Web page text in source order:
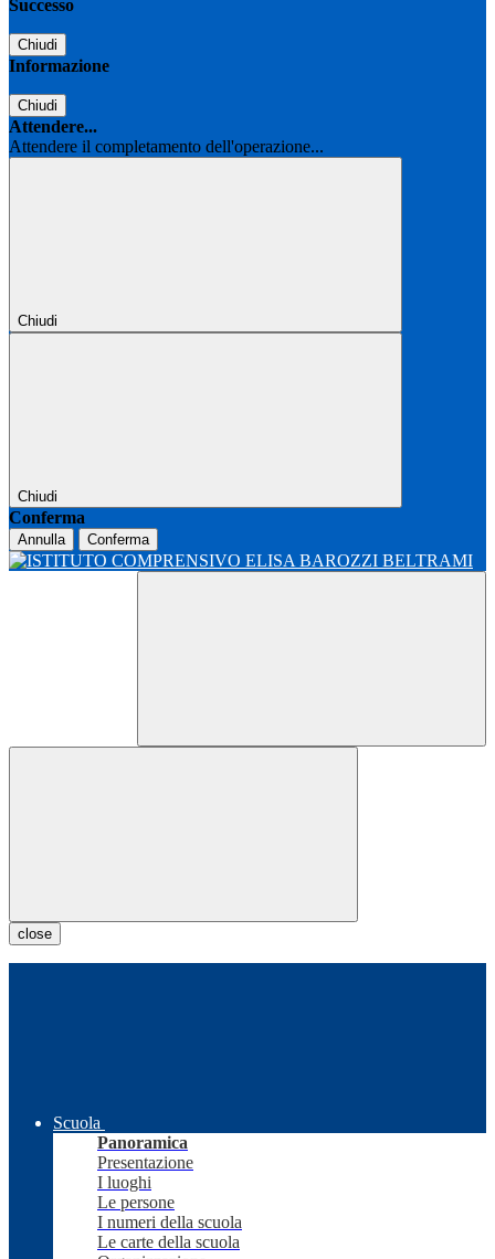
Successo
Chiudi
Informazione
Chiudi
Attendere...
Attendere il completamento dell'operazione...
Chiudi
Chiudi
Conferma
Annulla Conferma
close
Scuola
Panoramica
Presentazione
I luoghi
Le persone
I numeri della scuola
Le carte della scuola